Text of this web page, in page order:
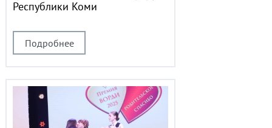
Подробнее
Республики Коми